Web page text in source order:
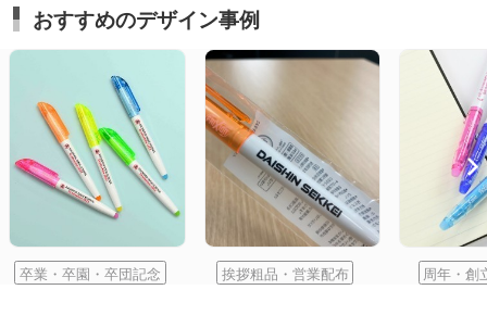
おすすめのデザイン事例
卒業・卒園・卒団記念 挨拶粗品・営業配布 周年・創